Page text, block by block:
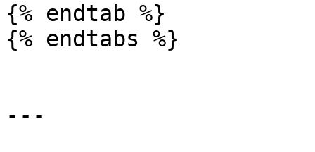
{% endtab %}
{% endtabs %}
---